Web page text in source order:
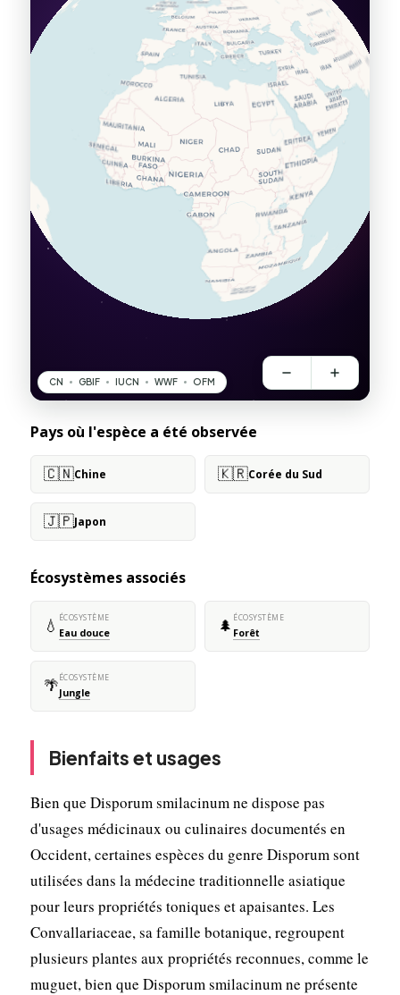
Pays où l'espèce a été observée
🇨🇳Chine 🇰🇷Corée du Sud
🇯🇵Japon
Écosystèmes associés
💧 ÉCOSYSTÈME
Eau douce 🌲 ÉCOSYSTÈME
Forêt
🌴ÉCOSYSTÈME
Jungle
Bienfaits et usages
Bien que Disporum smilacinum ne dispose pas
d'usages médicinaux ou culinaires documentés en
Occident, certaines espèces du genre Disporum sont
utilisées dans la médecine traditionnelle asiatique
pour leurs propriétés toniques et apaisantes. Les
Convallariaceae, sa famille botanique, regroupent
plusieurs plantes aux propriétés reconnues, comme le
muguet, bien que Disporum smilacinum ne présente